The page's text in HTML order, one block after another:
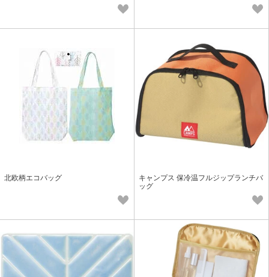
北欧柄エコバッグ
キャンプス 保冷温フルジップランチバ
ッグ